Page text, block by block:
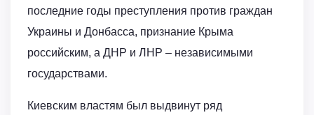
последние годы преступления против граждан
Украины и Донбасса, признание Крыма
российским, а ДНР и ЛНР – независимыми
государствами.
Киевским властям был выдвинут ряд